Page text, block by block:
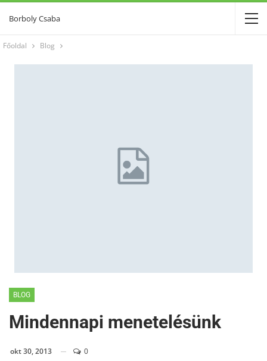
Borboly Csaba
Főoldal Blog
BLOG
Mindennapi menetelésünk
okt 30, 2013 0